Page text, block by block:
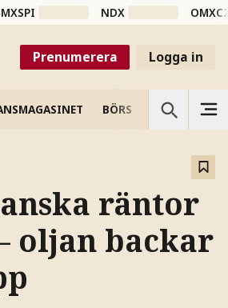
NDX
Prenumerera Logga in
BÖRS VETENSKAP
räntor
oljan backar